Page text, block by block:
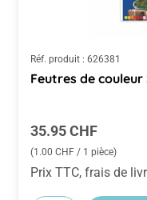
Réf. produit : 626381
Feutres de couleur
Prix régulier :
35.95 CHF
(1.00 CHF / 1 pièce)
Prix TTC, frais de